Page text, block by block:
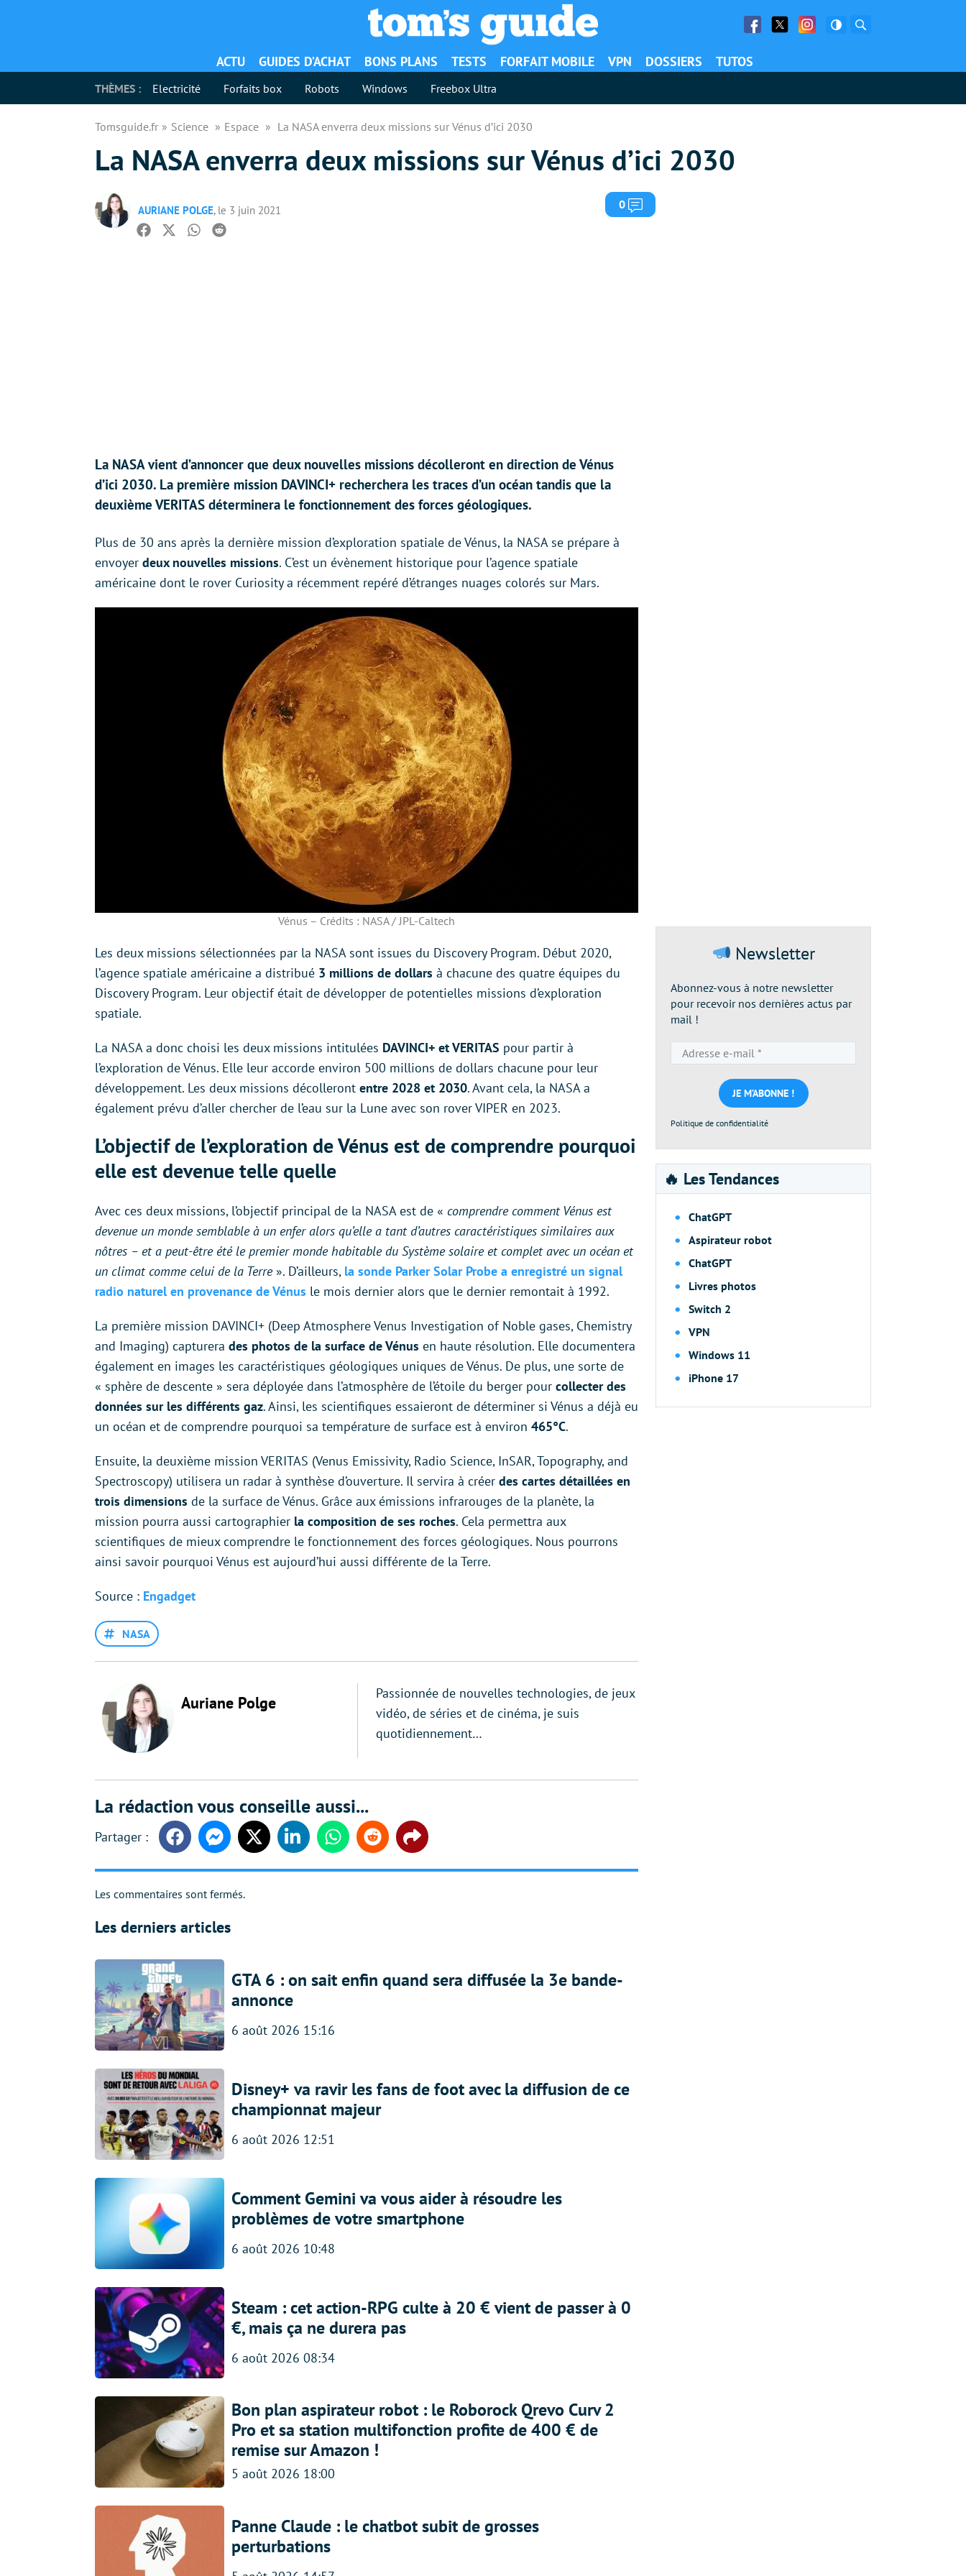
Facebook
Twitter Facebook
ACTU GUIDES D’ACHAT BONS PLANS TESTS FORFAIT MOBILE VPN DOSSIERS TUTOS
THÈMES : Electricité Forfaits box Robots Windows Freebox Ultra
Tomsguide.fr Science Espace La NASA enverra deux missions sur Vénus d’ici 2030
La NASA enverra deux missions sur Vénus d’ici 2030
AURIANE POLGE, le 3 juin 2021 0 Commentaires
Facebook
TwitterWhatsapp
Reddit
La NASA vient d’annoncer que deux nouvelles missions décolleront en direction de Vénus
d’ici 2030. La première mission DAVINCI+ recherchera les traces d’un océan tandis que la
deuxième VERITAS déterminera le fonctionnement des forces géologiques.
Plus de 30 ans après la dernière mission d’exploration spatiale de Vénus, la NASA se prépare à
envoyer deux nouvelles missions. C’est un évènement historique pour l’agence spatiale
américaine dont le rover Curiosity a récemment repéré d’étranges nuages colorés sur Mars.
Vénus – Crédits : NASA / JPL-Caltech
Les deux missions sélectionnées par la NASA sont issues du Discovery Program. Début 2020,
l’agence spatiale américaine a distribué 3 millions de dollars à chacune des quatre équipes du
Discovery Program. Leur objectif était de développer de potentielles missions d’exploration
spatiale.
La NASA a donc choisi les deux missions intitulées DAVINCI+ et VERITAS pour partir à
l’exploration de Vénus. Elle leur accorde environ 500 millions de dollars chacune pour leur
développement. Les deux missions décolleront entre 2028 et 2030. Avant cela, la NASA a
également prévu d’aller chercher de l’eau sur la Lune avec son rover VIPER en 2023.
L’objectif de l’exploration de Vénus est de comprendre pourquoi
elle est devenue telle quelle
Avec ces deux missions, l’objectif principal de la NASA est de « comprendre comment Vénus est
devenue un monde semblable à un enfer alors qu’elle a tant d’autres caractéristiques similaires aux
nôtres – et a peut-être été le premier monde habitable du Système solaire et complet avec un océan et
un climat comme celui de la Terre». D’ailleurs, la sonde Parker Solar Probe a enregistré un signal
radio naturel en provenance de Vénus le mois dernier alors que le dernier remontait à 1992.
La première mission DAVINCI+ (Deep Atmosphere Venus Investigation of Noble gases, Chemistry
and Imaging) capturera des photos de la surface de Vénus en haute résolution. Elle documentera
également en images les caractéristiques géologiques uniques de Vénus. De plus, une sorte de
« sphère de descente » sera déployée dans l’atmosphère de l’étoile du berger pour collecter des
données sur les différents gaz. Ainsi, les scientifiques essaieront de déterminer si Vénus a déjà eu
un océan et de comprendre pourquoi sa température de surface est à environ 465°C.
Ensuite, la deuxième mission VERITAS (Venus Emissivity, Radio Science, InSAR, Topography, and
Spectroscopy) utilisera un radar à synthèse d’ouverture. Il servira à créer des cartes détaillées en
trois dimensions de la surface de Vénus. Grâce aux émissions infrarouges de la planète, la
mission pourra aussi cartographier la composition de ses roches. Cela permettra aux
scientifiques de mieux comprendre le fonctionnement des forces géologiques. Nous pourrons
ainsi savoir pourquoi Vénus est aujourd’hui aussi différente de la Terre.
Source : Engadget
NASA
Auriane Polge
Passionnée de nouvelles technologies, de jeux
vidéo, de séries et de cinéma, je suis
quotidiennement…
La rédaction vous conseille aussi...
FacebookMessengerTwitter LinkedinWhatsappReddit Share
Les commentaires sont fermés.
Les derniers articles
GTA 6 : on sait enfin quand sera diffusée la 3e bande-
annonce
6 août 2026 15:16
Disney+ va ravir les fans de foot avec la diffusion de ce
championnat majeur
6 août 2026 12:51
Comment Gemini va vous aider à résoudre les
problèmes de votre smartphone
6 août 2026 10:48
Steam : cet action-RPG culte à 20 € vient de passer à 0
€, mais ça ne durera pas
6 août 2026 08:34
Bon plan aspirateur robot : le Roborock Qrevo Curv 2
Pro et sa station multifonction profite de 400 € de
remise sur Amazon !
5 août 2026 18:00
Panne Claude : le chatbot subit de grosses
perturbations
Newsletter
Abonnez-vous à notre newsletter
pour recevoir nos dernières actus par
mail !
e-
mail
*
Politique de confidentialité
🔥 Les Tendances
ChatGPT
Aspirateur robot
ChatGPT
Livres photos
Switch 2
VPN
Windows 11
iPhone 17